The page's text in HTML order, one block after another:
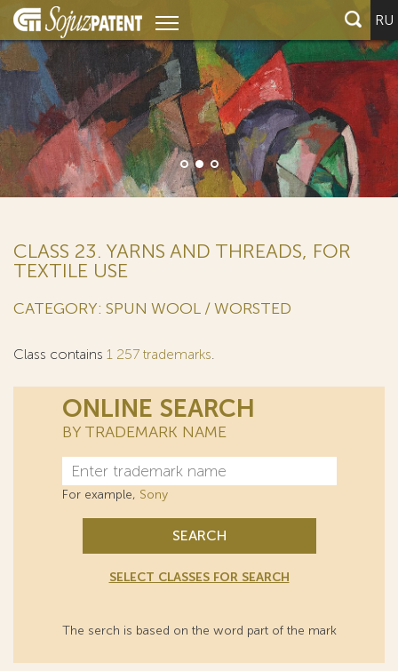
RU
CLASS 23. YARNS AND THREADS, FOR
TEXTILE USE
CATEGORY: SPUN WOOL / WORSTED
Class contains 1 257 trademarks.
ONLINE SEARCH
BY TRADEMARK NAME
For example, Sony
SEARCH
SELECT CLASSES FOR SEARCH
The serch is based on the word part of the mark